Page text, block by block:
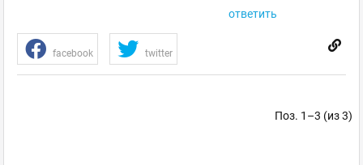
ответить
facebook twitter
Поз. 1–3 (из 3)